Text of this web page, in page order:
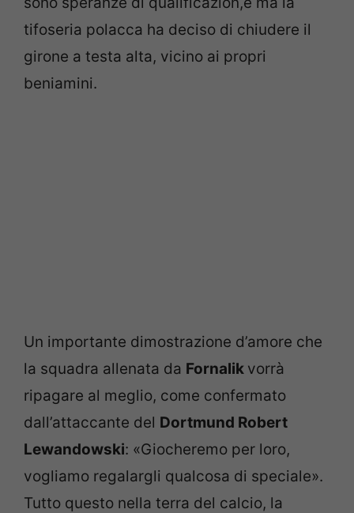
tifoseria polacca ha deciso di chiudere il
girone a testa alta, vicino ai propri
beniamini.
Un importante dimostrazione d’amore che
la squadra allenata da Fornalik vorrà
ripagare al meglio, come confermato
dall’attaccante del Dortmund Robert
Lewandowski: «Giocheremo per loro,
vogliamo regalargli qualcosa di speciale».
Tutto questo nella terra del calcio, la